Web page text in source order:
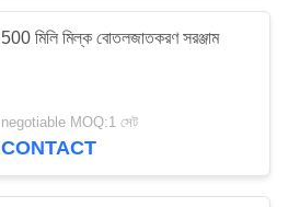
500 মিলি মিল্ক বোতলজাতকরণ সরঞ্জাম
negotiable MOQ:1 সেট
CONTACT